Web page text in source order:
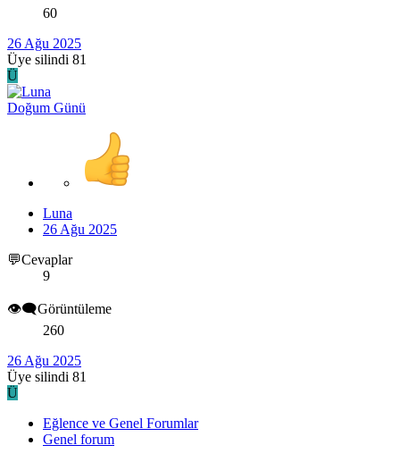
60
26 Ağu 2025
Üye silindi 81
Ü
Doğum Günü
Luna
26 Ağu 2025
💬Cevaplar
9
👁️‍🗨️Görüntüleme
260
26 Ağu 2025
Üye silindi 81
Ü
Eğlence ve Genel Forumlar
Genel forum